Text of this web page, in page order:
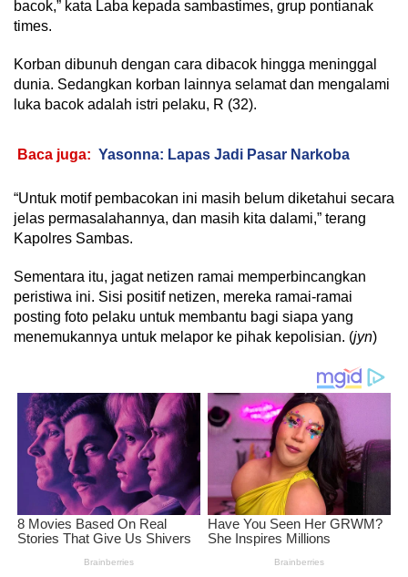
bacok,” kata Laba kepada sambastimes, grup pontianak
times.
Korban dibunuh dengan cara dibacok hingga meninggal
dunia. Sedangkan korban lainnya selamat dan mengalami
luka bacok adalah istri pelaku, R (32).
Baca juga: Yasonna: Lapas Jadi Pasar Narkoba
“Untuk motif pembacokan ini masih belum diketahui secara
jelas permasalahannya, dan masih kita dalami,” terang
Kapolres Sambas.
Sementara itu, jagat netizen ramai memperbincangkan
peristiwa ini. Sisi positif netizen, mereka ramai-ramai
posting foto pelaku untuk membantu bagi siapa yang
menemukannya untuk melapor ke pihak kepolisian. (jyn)